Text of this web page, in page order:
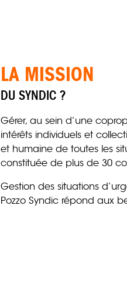
LA MISSION
DU SYNDIC ?
Gérer, au sein d’une
intérêts individuels et
et humaine de toutes les
constituée de plus de 30
Gestion des situations
Pozzo Syndic répond aux